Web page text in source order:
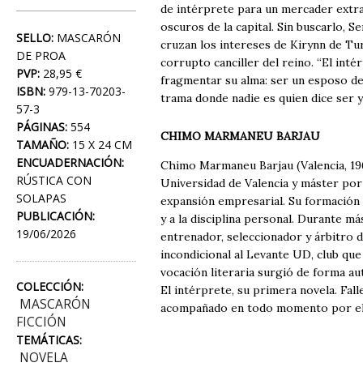
SELLO: MASCARÓN
DE PROA
PVP: 28,95 €
ISBN: 979-13-70203-
57-3
PÁGINAS: 554
TAMAÑO: 15 X 24 CM
ENCUADERNACIÓN:
RÚSTICA CON
SOLAPAS
PUBLICACIÓN:
19/06/2026
COLECCIÓN:
MASCARÓN
FICCIÓN
TEMÁTICAS:
NOVELA
de intérprete para un mercader
oscuros de la capital. Sin buscarlo,
cruzan los intereses de Kirynn de
corrupto canciller del reino. “El
fragmentar su alma: ser un esposo
trama donde nadie es quien dice ser
CHIMO MARMANEU BARJAU
Chimo Marmaneu Barjau (Valencia,
Universidad de Valencia y máster
expansión empresarial. Su
y a la disciplina personal. Durante
entrenador, seleccionador y árbitro
incondicional al Levante UD, club
vocación literaria surgió de forma
El intérprete, su primera novela.
acompañado en todo momento por